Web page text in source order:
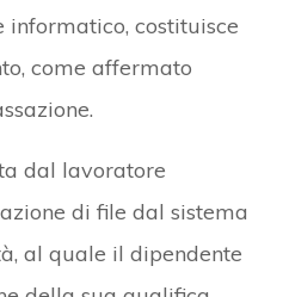
informatico, costituisce
come affermato
dal lavoratore
di file dal sistema
al quale il dipendente